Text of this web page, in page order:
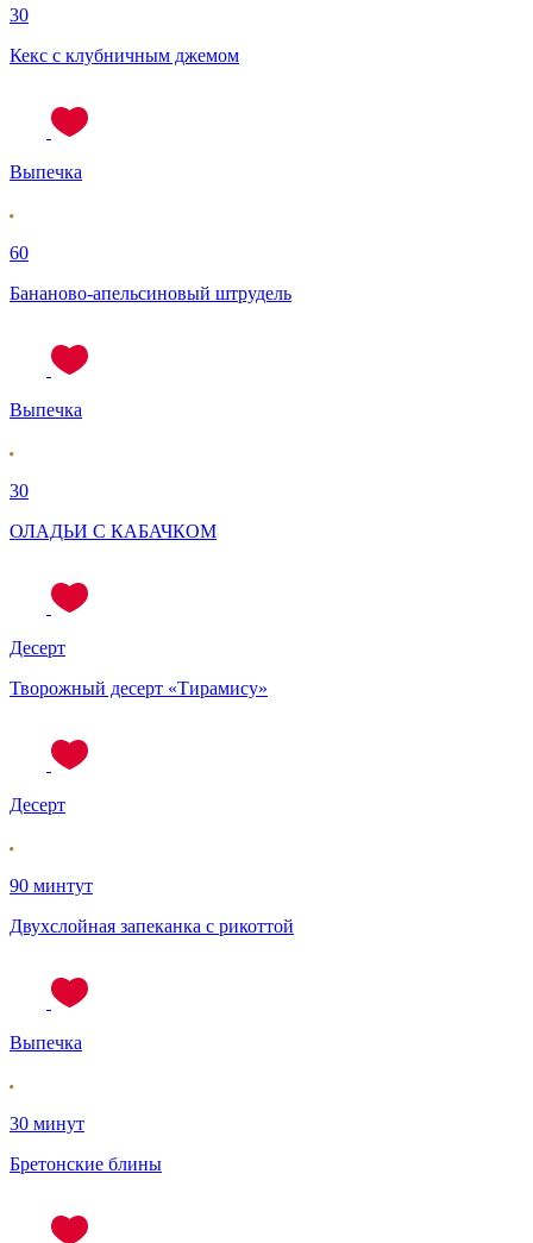
30
Кекс с клубничным джемом
Выпечка
60
Бананово-апельсиновый штрудель
Выпечка
30
ОЛАДЬИ С КАБАЧКОМ
Десерт
Творожный десерт «Тирамису»
Десерт
90 минтут
Двухслойная запеканка с рикоттой
Выпечка
30 минут
Бретонские блины